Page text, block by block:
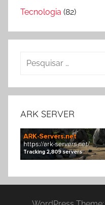
Tecnologia (82)
Pesquisar
ARK SERVER